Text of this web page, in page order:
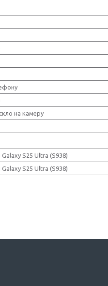
на камеру
Galaxy S25 Ultra (S938)
Galaxy S25 Ultra (S938)